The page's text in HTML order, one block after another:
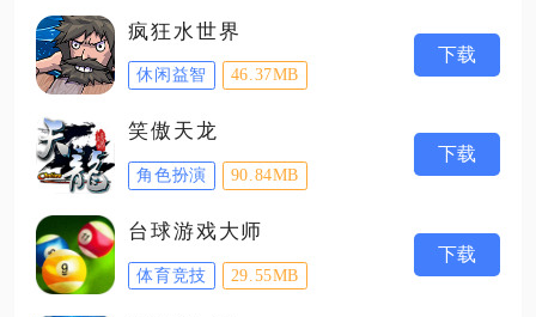
疯狂水世界
休闲益智 46.37MB
下载
笑傲天龙
角色扮演 90.84MB
下载
台球游戏大师
体育竞技 29.55MB
下载